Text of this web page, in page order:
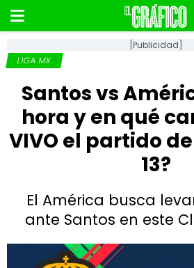
[Publicidad]
LIGA MX
Santos vs
hora y en qué
VIVO el partido
13?
El América busca
ante Santos en este